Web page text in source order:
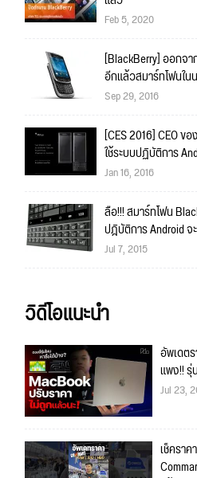
Feb 5, 2020
[BlackBerry] ออกจา
อีกแล้วสมาร์ทโฟนใ
Sep 29, 2016
[CES 2016] CEO ข
ใช้ระบบปฏิบัติการ
Jan 16, 2016
ลือ!!! สมาร์ทโฟน
ปฎิบัติการ Android จ
Jul 7, 2015
วิดีโอแนะนำ
อัพเดต
แพง!! รุ่
Jul 23,
เช็ครา